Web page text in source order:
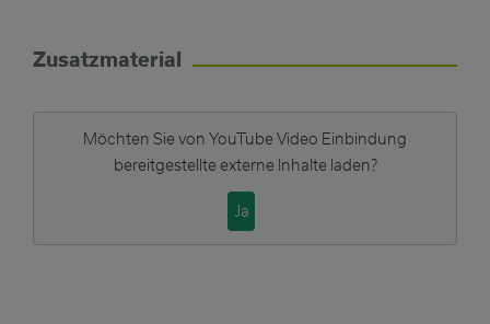
Zusatzmaterial
Möchten Sie vonYouTube Video Einbindung
bereitgestellte externe Inhalte laden?
Ja